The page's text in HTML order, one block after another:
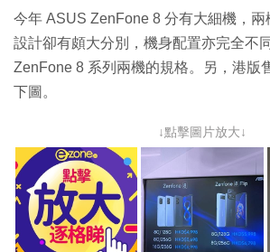
今年 ASUS ZenFone 8 分有大細機，兩
設計卻有頗大分別，機身配置亦完全不
ZenFone 8 系列兩機的規格。另，港版
下圖。
↓點擊圖片放大↓